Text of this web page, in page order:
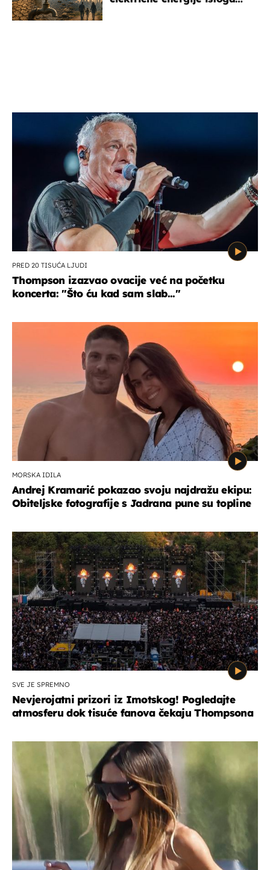
PRED 20 TISUĆA LJUDI
Thompson izazvao ovacije već na početku
koncerta: "Što ću kad sam slab..."
MORSKA IDILA
Andrej Kramarić pokazao svoju najdražu ekipu:
Obiteljske fotografije s Jadrana pune su topline
SVE JE SPREMNO
Nevjerojatni prizori iz Imotskog! Pogledajte
atmosferu dok tisuće fanova čekaju Thompsona